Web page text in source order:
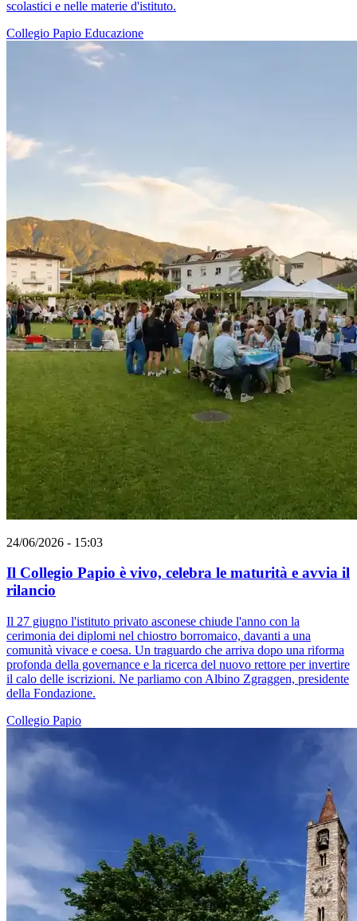
scolastici e nelle materie d'istituto.
Collegio Papio Educazione
24/06/2026 - 15:03
Il Collegio Papio è vivo, celebra le maturità e avvia il
rilancio
Il 27 giugno l'istituto privato asconese chiude l'anno con la
cerimonia dei diplomi nel chiostro borromaico, davanti a una
comunità vivace e coesa. Un traguardo che arriva dopo una riforma
profonda della governance e la ricerca del nuovo rettore per invertire
il calo delle iscrizioni. Ne parliamo con Albino Zgraggen, presidente
della Fondazione.
Collegio Papio